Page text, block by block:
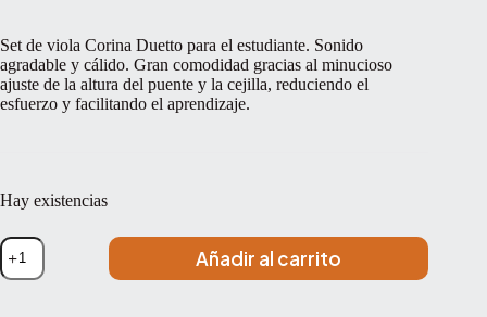
era:
271,07 €.
es:
241,25 €.
Set de viola Corina Duetto para el estudiante. Sonido
agradable y cálido. Gran comodidad gracias al minucioso
ajuste de la altura del puente y la cejilla, reduciendo el
esfuerzo y facilitando el aprendizaje.
Hay existencias
Viola
Corina
Duetto
Añadir al carrito